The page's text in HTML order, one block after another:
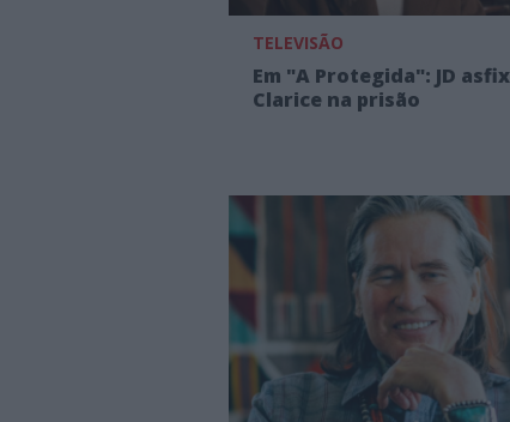
TELEVISÃO
Em "A Protegida": JD
Clarice na prisão